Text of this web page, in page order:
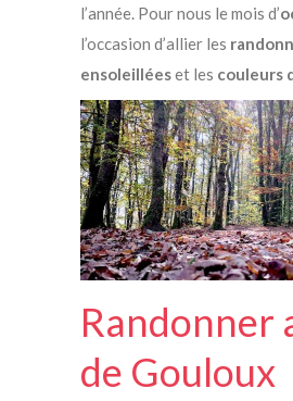
l’année. Pour nous le mois d’
l’occasion d’allier les
ensoleilléeset les couleurs
Randonner
de Gouloux